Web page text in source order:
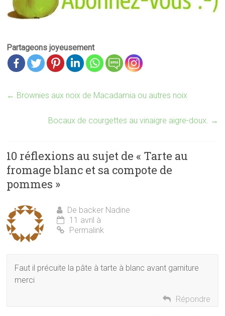
Partageons joyeusement
← Brownies aux noix de Macadamia ou autres noix
Bocaux de courgettes au vinaigre aigre-doux. →
10 réflexions au sujet de « Tarte au
fromage blanc et sa compote de
pommes »
De backer Nadine
11 avril à
Permalink
Faut il précuite la pâte à tarte à blanc avant garniture
merci
Répondre